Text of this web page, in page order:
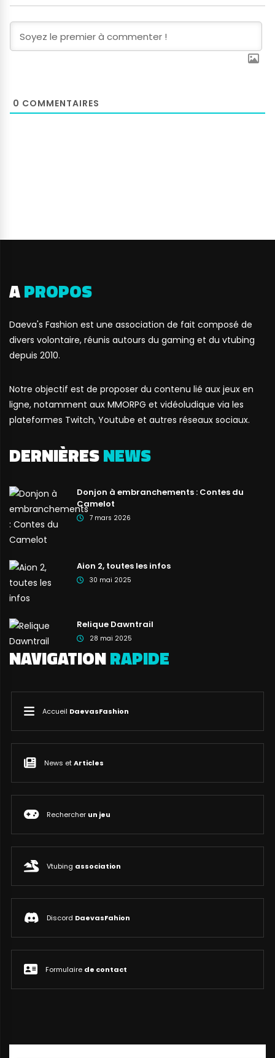
0 COMMENTAIRES
APROPOS
Daeva's Fashion est une association de fait composé de
divers volontaire, réunis autours du gaming et du vtubing
depuis 2010.
Notre objectif est de proposer du contenu lié aux jeux en
ligne, notamment aux MMORPG et vidéoludique via les
plateformes Twitch, Youtube et autres réseaux sociaux.
DERNIÈRESNEWS
Donjon à embranchements : Contes du
Camelot
7 mars 2026
Aion 2, toutes les infos
30 mai 2025
Relique Dawntrail
28 mai 2025
NAVIGATIONRAPIDE
Accueil DaevasFashion
News etArticles
Rechercher un jeu
Vtubing association
Discord DaevasFahion
Formulaire de contact